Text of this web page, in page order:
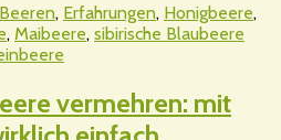
Beeren, Erfahrungen, Honigbeere,
, Maibeere, sibirische Blaubeere
vermehren: mit